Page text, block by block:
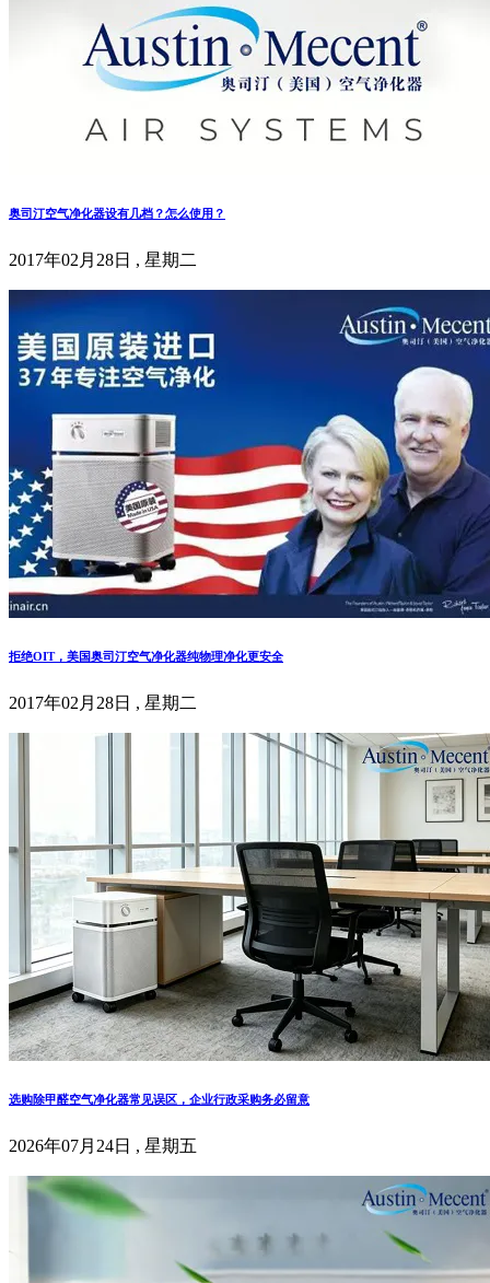
奥司汀空气净化器设有几档？怎么使用？
2017年02月28日 , 星期二
拒绝OIT，美国奥司汀空气净化器纯物理净化更安全
2017年02月28日 , 星期二
选购除甲醛空气净化器常见误区，企业行政采购务必留意
2026年07月24日 , 星期五